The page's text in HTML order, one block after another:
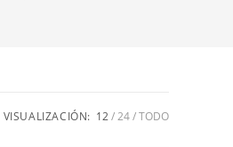
VISUALIZACIÓN: 12 24 TODO